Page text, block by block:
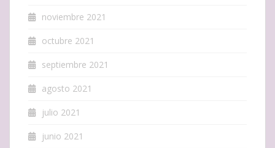
noviembre 2021
octubre 2021
septiembre 2021
agosto 2021
julio 2021
junio 2021